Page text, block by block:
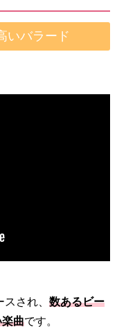
いバラード
され、 数あるビー
楽曲です。